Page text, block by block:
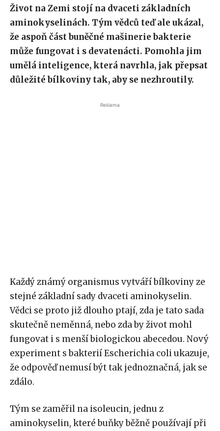
Život na Zemi stojí na dvaceti základních
aminokyselinách. Tým vědců teď ale ukázal,
že aspoň část buněčné mašinerie bakterie
může fungovat i s devatenácti. Pomohla jim
umělá inteligence, která navrhla, jak přepsat
důležité bílkoviny tak, aby se nezhroutily.
Reklama
Každý známý organismus vytváří bílkoviny ze
stejné základní sady dvaceti aminokyselin.
Vědci se proto již dlouho ptají, zda je tato sada
skutečně neměnná, nebo zda by život mohl
fungovat i s menší biologickou abecedou. Nový
experiment s bakterií Escherichia coli ukazuje,
že odpověď nemusí být tak jednoznačná, jak se
zdálo.
Tým se zaměřil na isoleucin, jednu z
aminokyselin, které buňky běžně používají při